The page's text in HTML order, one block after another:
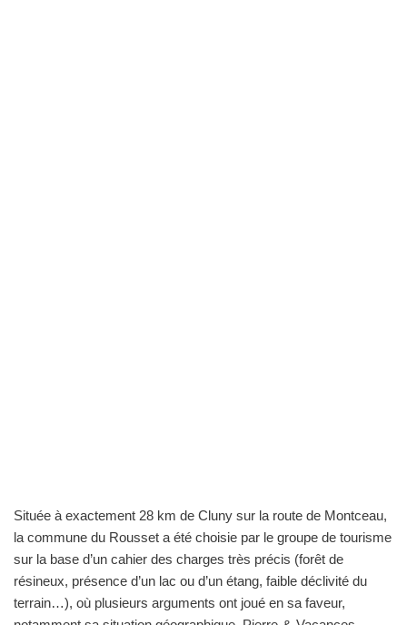
Située à exactement 28 km de Cluny sur la route de Montceau,
la commune du Rousset a été choisie par le groupe de tourisme
sur la base d’un cahier des charges très précis (forêt de
résineux, présence d’un lac ou d’un étang, faible déclivité du
terrain…), où plusieurs arguments ont joué en sa faveur,